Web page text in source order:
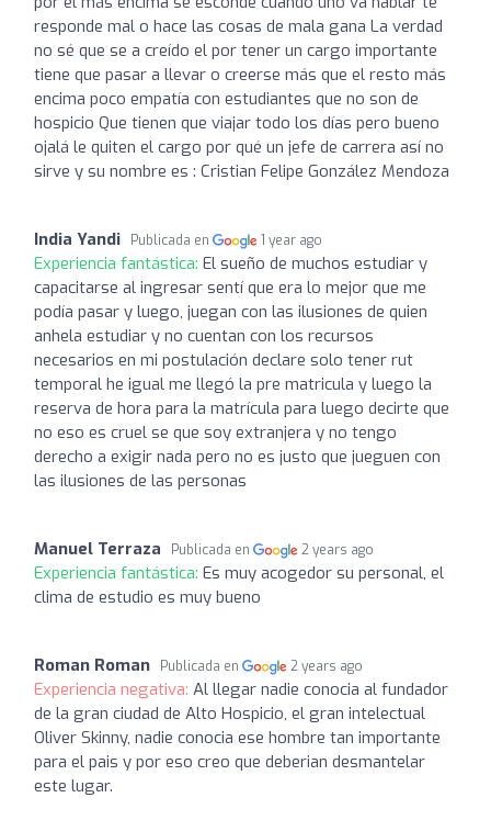
responde mal o hace las cosas de mala gana La verdad
no sé que se a creído el por tener un cargo importante
tiene que pasar a llevar o creerse más que el resto más
encima poco empatía con estudiantes que no son de
hospicio Que tienen que viajar todo los días pero bueno
ojalá le quiten el cargo por qué un jefe de carrera así no
sirve y su nombre es : Cristian Felipe González Mendoza
India Yandi Publicada en 1 year ago
Experiencia fantástica: El sueño de muchos estudiar y
capacitarse al ingresar sentí que era lo mejor que me
podía pasar y luego, juegan con las ilusiones de quien
anhela estudiar y no cuentan con los recursos
necesarios en mi postulación declare solo tener rut
temporal he igual me llegó la pre matricula y luego la
reserva de hora para la matrícula para luego decirte que
no eso es cruel se que soy extranjera y no tengo
derecho a exigir nada pero no es justo que jueguen con
las ilusiones de las personas
Manuel Terraza Publicada en 2 years ago
Experiencia fantástica: Es muy acogedor su personal, el
clima de estudio es muy bueno
Roman Roman Publicada en 2 years ago
Experiencia negativa: Al llegar nadie conocia al fundador
de la gran ciudad de Alto Hospicio, el gran intelectual
Oliver Skinny, nadie conocia ese hombre tan importante
para el pais y por eso creo que deberian desmantelar
este lugar.